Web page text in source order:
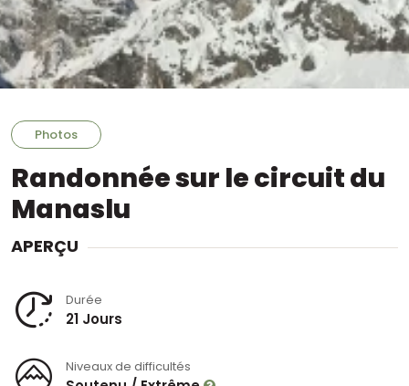
Photos
Randonnée sur le circuit du
Manaslu
APERÇU
Durée
21 Jours
Niveaux de difficultés